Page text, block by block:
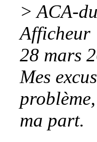
> ACA-
Afficheur
28 mars
Mes
ma part.